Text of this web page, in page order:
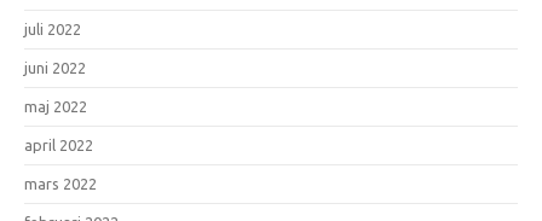
juli 2022
juni 2022
maj 2022
april 2022
mars 2022